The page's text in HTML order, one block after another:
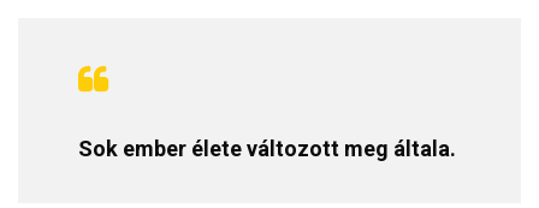
Sok ember élete változott meg általa.